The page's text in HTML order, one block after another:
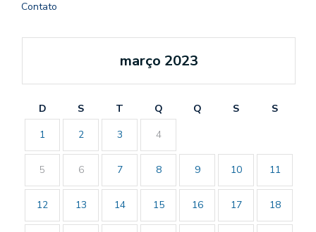
Contato
março 2023
D S T Q Q S
S
1
2 3 4
5 6 7 8 9 10 11
12 13 14 15 16 17 18